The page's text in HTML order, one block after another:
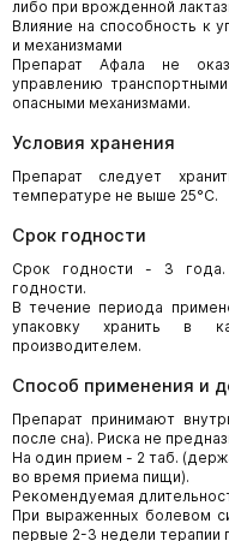
либо при врожденной
Влияние на способность к
и механизмами
Препарат Афала не
управлению
опасными механизмами.
Условия хранения
Препарат следует
температуре не выше 25°С.
Срок годности
Срок годности - 3 года.
годности.
В течение периода
упаковку хранить в
производителем.
Способ применения и
Препарат принимают
после сна). Риска не
На один прием - 2 таб.
во время приема пищи).
Рекомендуемая
При выраженных болевом
первые 2-3 недели терапии